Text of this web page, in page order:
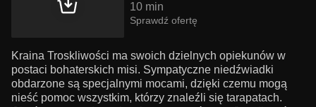
10 min
Sprawdź ofertę
Kraina Troskliwości ma swoich dzielnych opiekunów w
postaci bohaterskich misi. Sympatyczne niedźwiadki
obdarzone są specjalnymi mocami, dzięki czemu mogą
nieść pomoc wszystkim, którzy znaleźli się tarapatach.